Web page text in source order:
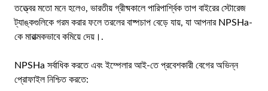
তত্ত্বের মতো মনে হলেও, ভারতীয় গ্রীষ্মকালে পারিপার্শ্বিক তাপ বাইরের স্টোরেজ
ট্যাঙ্কগুলিকে গরম করার ফলে তরলের বাষ্পচাপ বেড়ে যায়, যা আপনার NPSHa-
কে মারাত্মকভাবে কমিয়ে দেয়।.
NPSHa সর্বাধিক করতে এবং ইম্পেলার আই-তে প্রবেশকারী বেগের অভিন্ন
প্রোফাইল নিশ্চিত করতে: